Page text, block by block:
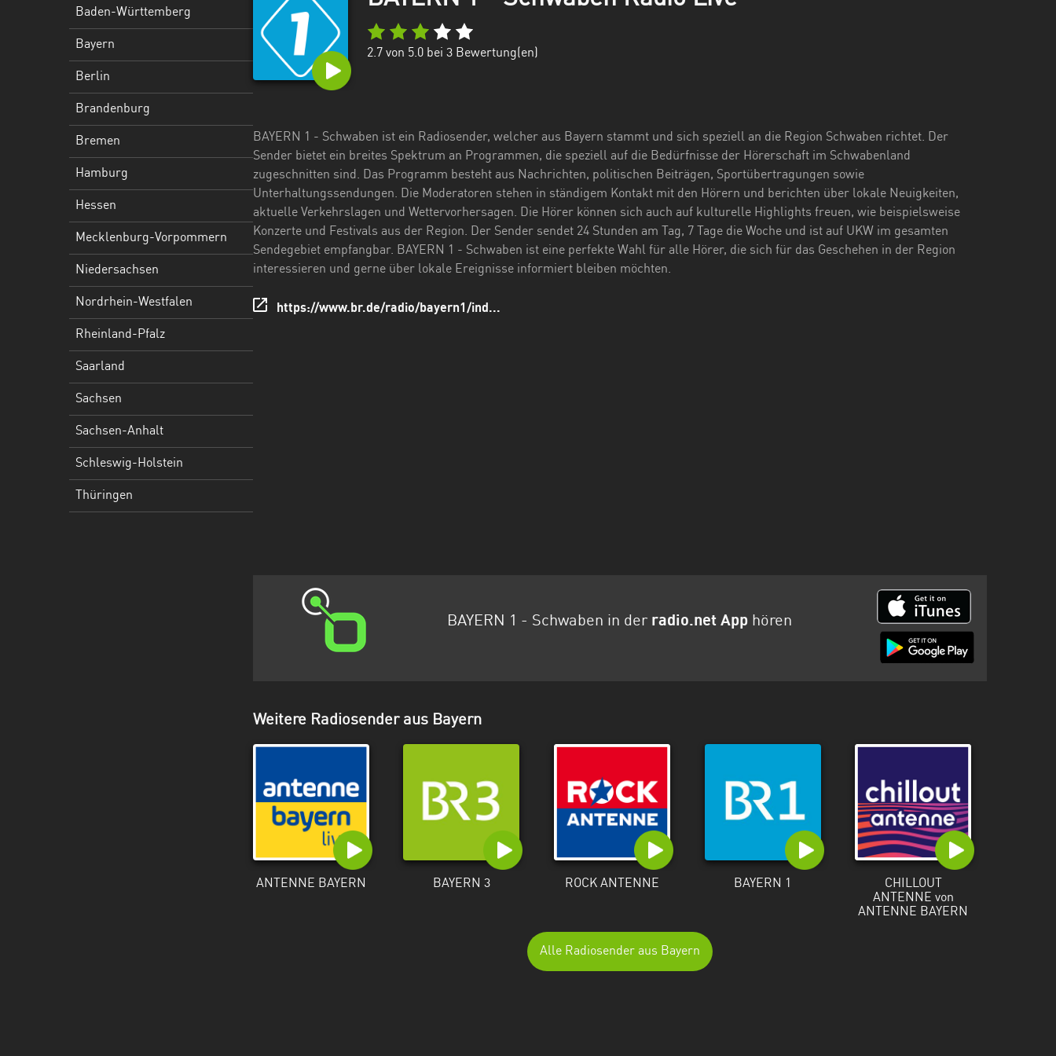
Mecklenburg-
Vorpommern
Niedersachsen
Nordrhein-
Westfalen
Rheinland-
Sachsen-
Thüringen
Baden-Württemberg
Bayern
Berlin
Brandenburg
Bremen
Hamburg
Hessen
Mecklenburg-Vorpommern
Niedersachsen
Nordrhein-Westfalen
Rheinland-Pfalz
Saarland
Sachsen
Sachsen-Anhalt
Schleswig-Holstein
Thüringen
2.7 von 5.0 bei 3Bewertung(en)
BAYERN 1 - Schwaben ist ein Radiosender, welcher aus Bayern stammt und sich speziell an die Region Schwaben richtet. Der
Sender bietet ein breites Spektrum an Programmen, die speziell auf die Bedürfnisse der Hörerschaft im Schwabenland
zugeschnitten sind. Das Programm besteht aus Nachrichten, politischen Beiträgen, Sportübertragungen sowie
Unterhaltungssendungen. Die Moderatoren stehen in ständigem Kontakt mit den Hörern und berichten über lokale Neuigkeiten,
aktuelle Verkehrslagen und Wettervorhersagen. Die Hörer können sich auch auf kulturelle Highlights freuen, wie beispielsweise
Konzerte und Festivals aus der Region. Der Sender sendet 24 Stunden am Tag, 7 Tage die Woche und ist auf UKW im gesamten
Sendegebiet empfangbar. BAYERN 1 - Schwaben ist eine perfekte Wahl für alle Hörer, die sich für das Geschehen in der Region
interessieren und gerne über lokale Ereignisse informiert bleiben möchten.
https://www.br.de/radio/bayern1/ind...
BAYERN 1 - Schwaben in der radio.net App hören
Weitere Radiosender aus Bayern
ANTENNE BAYERN BAYERN 3 ROCK ANTENNE BAYERN 1
CHILLOUT
ANTENNE von
ANTENNE BAYERN
Alle Radiosender aus Bayern